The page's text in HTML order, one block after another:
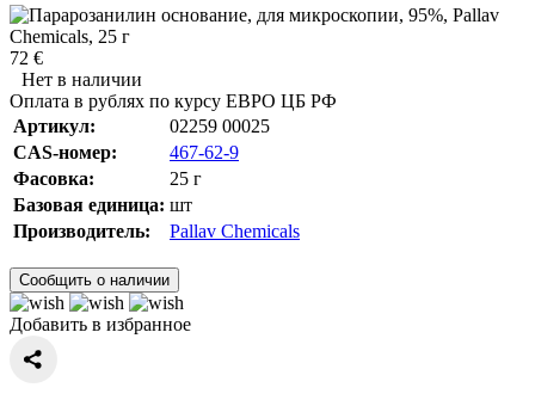
72 €
Нет в наличии
Оплата в рублях по курсу ЕВРО ЦБ РФ
Артикул:
02259 00025
CAS-номер:
467-62-9
Фасовка:
25 г
Базовая единица: шт
Производитель:
Pallav Chemicals
Сообщить о наличии
Добавить в избранное